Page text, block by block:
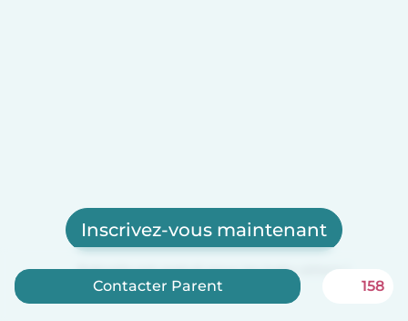
Inscrivez-vous maintenant
Babysits est gratuit pour les baby-sitters !
Contacter Parent 158